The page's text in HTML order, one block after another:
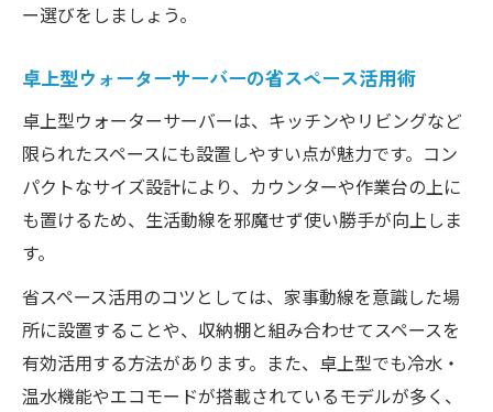
ー選びをしましょう。
卓上型ウォーターサーバーの省スペース活用術
卓上型ウォーターサーバーは、キッチンやリビングなど
限られたスペースにも設置しやすい点が魅力です。コン
パクトなサイズ設計により、カウンターや作業台の上に
も置けるため、生活動線を邪魔せず使い勝手が向上しま
す。
省スペース活用のコツとしては、家事動線を意識した場
所に設置することや、収納棚と組み合わせてスペースを
有効活用する方法があります。また、卓上型でも冷水・
温水機能やエコモードが搭載されているモデルが多く、